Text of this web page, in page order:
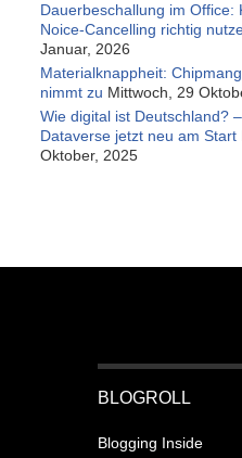
Dauerbeschallung im Office:
Noice-Cancelling richtig
Januar, 2026
Materialknappheit:
nimmt zu Mittwoch, 29
Wie digital ist Deutschland?
Dataverse jetzt neu am Start
Oktober, 2025
BLOGROLL
Blogging Inside